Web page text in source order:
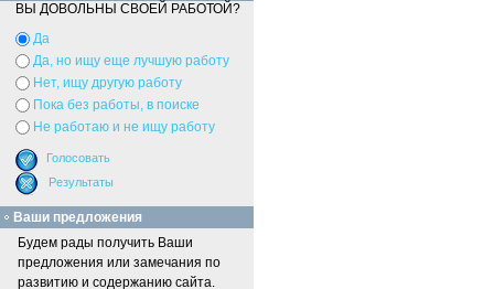
ВЫ ДОВОЛЬНЫ СВОЕЙ РАБОТОЙ?
Да
Да, но ищу еще лучшую работу
Нет, ищу другую работу
Пока без работы, в поиске
Не работаю и не ищу работу
Ваши предложения
Будем рады получить Ваши
предложения или замечания по
развитию и содержанию сайта.